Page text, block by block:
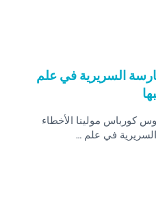
السريرية في علم
كورباس مولينا الأخطاء
في علم …